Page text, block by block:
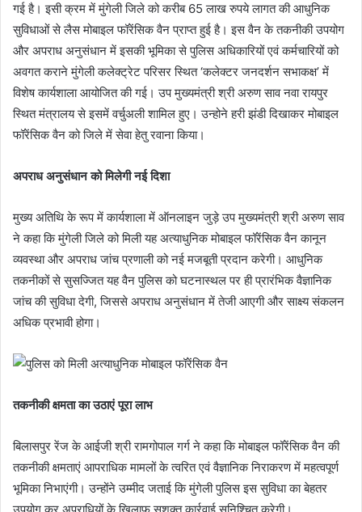
गई है। इसी क्रम में मुंगेली जिले को करीब 65 लाख रुपये लागत की आधुनिक
सुविधाओं से लैस मोबाइल फॉरेंसिक वैन प्राप्त हुई है। इस वैन के तकनीकी उपयोग
और अपराध अनुसंधान में इसकी भूमिका से पुलिस अधिकारियों एवं कर्मचारियों को
अवगत कराने मुंगेली कलेक्ट्रेट परिसर स्थित ‘कलेक्टर जनदर्शन सभाकक्ष’ में
विशेष कार्यशाला आयोजित की गई। उप मुख्यमंत्री श्री अरुण साव नवा रायपुर
स्थित मंत्रालय से इसमें वर्चुअली शामिल हुए। उन्होने हरी झंडी दिखाकर मोबाइल
फॉरेंसिक वैन को जिले में सेवा हेतु रवाना किया।
अपराध अनुसंधान को मिलेगी नई दिशा
मुख्य अतिथि के रूप में कार्यशाला में ऑनलाइन जुड़े उप मुख्यमंत्री श्री अरुण साव
ने कहा कि मुंगेली जिले को मिली यह अत्याधुनिक मोबाइल फॉरेंसिक वैन कानून
व्यवस्था और अपराध जांच प्रणाली को नई मजबूती प्रदान करेगी। आधुनिक
तकनीकों से सुसज्जित यह वैन पुलिस को घटनास्थल पर ही प्रारंभिक वैज्ञानिक
जांच की सुविधा देगी, जिससे अपराध अनुसंधान में तेजी आएगी और साक्ष्य संकलन
अधिक प्रभावी होगा।
तकनीकी क्षमता का उठाएं पूरा लाभ
बिलासपुर रेंज के आईजी श्री रामगोपाल गर्ग ने कहा कि मोबाइल फॉरेंसिक वैन की
तकनीकी क्षमताएं आपराधिक मामलों के त्वरित एवं वैज्ञानिक निराकरण में महत्वपूर्ण
भूमिका निभाएंगी। उन्होंने उम्मीद जताई कि मुंगेली पुलिस इस सुविधा का बेहतर